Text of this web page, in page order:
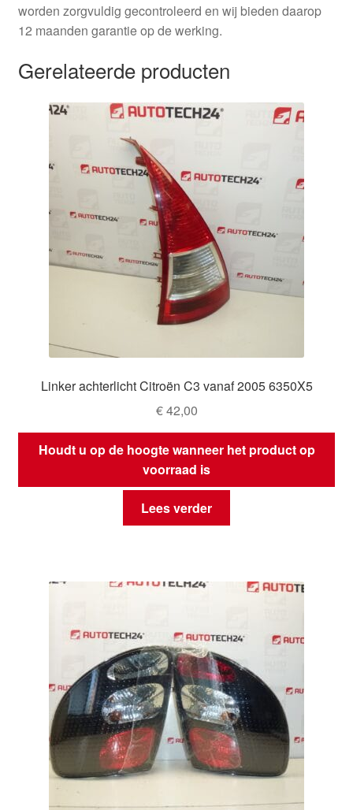
worden zorgvuldig gecontroleerd en wij bieden daarop
12 maanden garantie op de werking.
Gerelateerde producten
Linker achterlicht Citroën C3 vanaf 2005 6350X5
€42,00
Houdt u op de hoogte wanneer het product op
voorraad is
Lees verder